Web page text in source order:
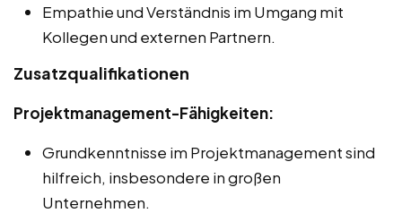
Empathie und Verständnis im Umgang mit
Kollegen und externen Partnern.
Zusatzqualifikationen
Projektmanagement-Fähigkeiten:
Grundkenntnisse im Projektmanagement sind
hilfreich, insbesondere in großen
Unternehmen.